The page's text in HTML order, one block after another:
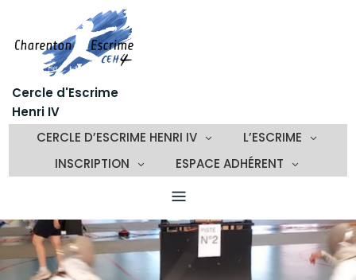
content
Cercle d'Escrime
Henri IV
CERCLE D’ESCRIME HENRI IV
L’ESCRIME
INSCRIPTION
ESPACE ADHÉRENT